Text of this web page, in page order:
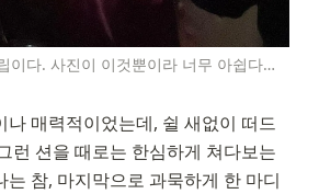
이다. 사진이 이것뿐이라 너무 아쉽다…
나 매력적이었는데, 쉴 새없이 떠드
런 션을 때로는 한심하게 쳐다보는
는 참, 마지막으로 과묵하게 한 마디